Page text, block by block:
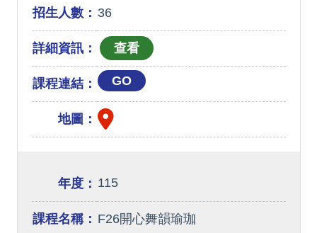
招生人數： 36
詳細資訊：
課程連結： GO
地圖：
年度： 115
課程名稱： F26開心舞韻瑜珈